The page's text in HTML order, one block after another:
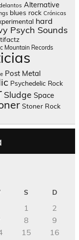
Alternative
blues rock Crónicas
hard
Psych Sounds
Mountain Records
Post Metal
Psychedelic Rock
Sludge Space
Stoner Rock
S D
1
2
8
9
15
16